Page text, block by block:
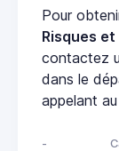
Pour
Risques et
contactez
dans le
appelant
-